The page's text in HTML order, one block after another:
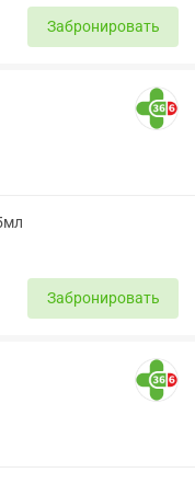
Забронировать
Забронировать